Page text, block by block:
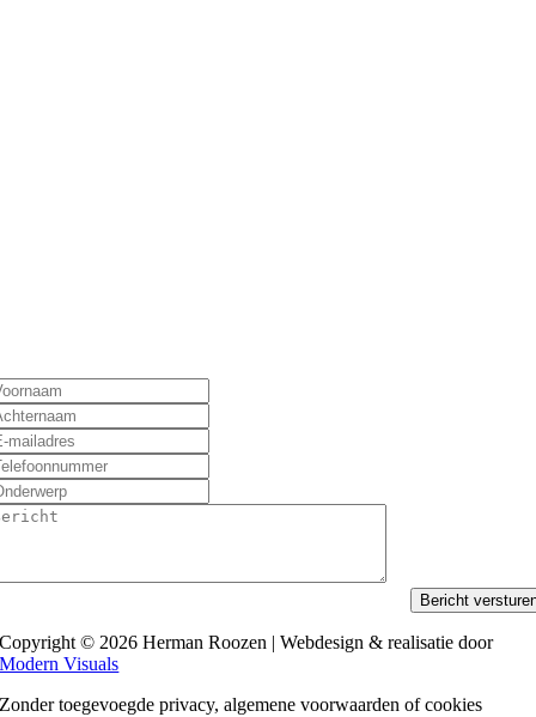
Bericht
Copyright © 2026 Herman Roozen | Webdesign & realisatie door
Modern Visuals
Zonder toegevoegde privacy, algemene voorwaarden of cookies